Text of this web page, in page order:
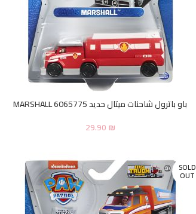
باو باترول شاحنات ميتال حديد MARSHALL 6065775
29.90₪
SOLD
OUT